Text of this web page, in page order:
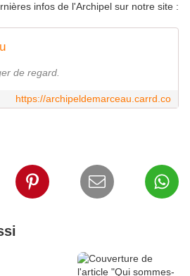
infos de l'Archipel sur notre site :
de regard.
https://archipeldemarceau.carrd.co